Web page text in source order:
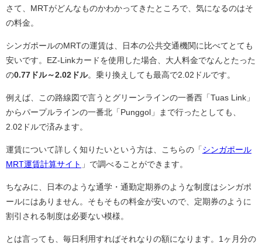
さて、MRTがどんなものかわかってきたところで、気になるのはそ
の料金。
シンガポールのMRTの運賃は、日本の公共交通機関に比べてとても
安いです。EZ-Linkカードを使用した場合、大人料金でなんとたった
の0.77ドル～2.02ドル。乗り換えしても最高で2.02ドルです。
例えば、この路線図で言うとグリーンラインの一番西「Tuas Link」
からパープルラインの一番北「Punggol」まで行ったとしても、
2.02ドルで済みます。
運賃について詳しく知りたいという方は、こちらの「 シンガポール
MRT運賃計算サイト 」で調べることができます。
ちなみに、日本のような通学・通勤定期券のような制度はシンガポ
ールにはありません。そもそもの料金が安いので、定期券のように
割引される制度は必要ない模様。
とは言っても、毎日利用すればそれなりの額になります。1ヶ月分の